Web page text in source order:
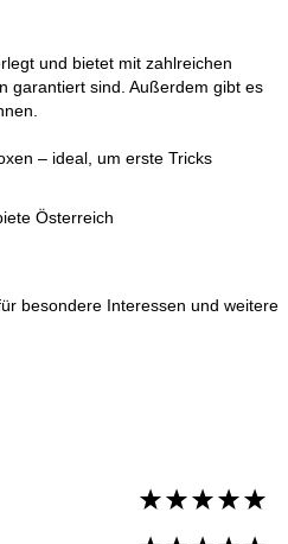
und bietet mit zahlreichen
garantiert sind. Außerdem gibt es
– ideal, um erste Tricks
Österreich
besondere Interessen und weitere